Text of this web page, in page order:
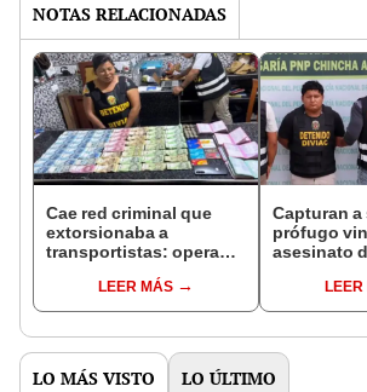
NOTAS RELACIONADAS
Cae red criminal que
extorsionaba a
transportistas: operaba
norte de Lima
LEER MÁS
Capturan
prófugo
asesinato
Chincha
LO MÁS VISTO LO ÚLTIMO